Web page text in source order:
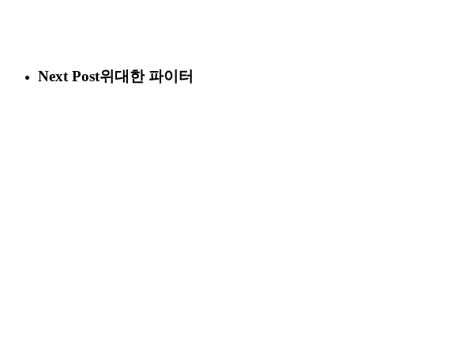
Next Post위대한 파이터